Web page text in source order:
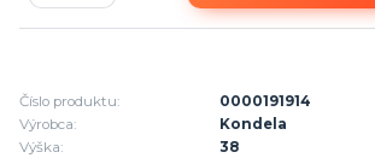
Číslo produktu:
0000191914
Výrobca:
Kondela
Výška:
38